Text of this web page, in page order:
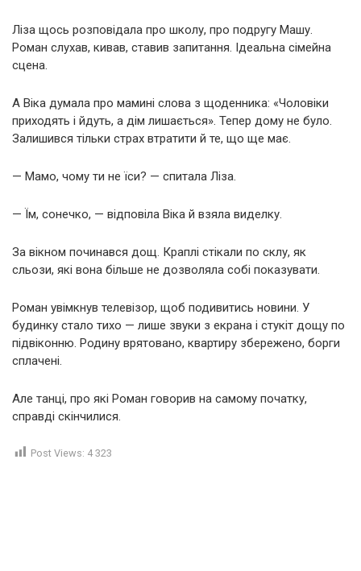
Ліза щось розповідала про школу, про подругу Машу.
Роман слухав, кивав, ставив запитання. Ідеальна сімейна
сцена.
А Віка думала про мамині слова з щоденника: «Чоловіки
приходять і йдуть, а дім лишається». Тепер дому не було.
Залишився тільки страх втратити й те, що ще має.
— Мамо, чому ти не їси? — спитала Ліза.
— Їм, сонечко, — відповіла Віка й взяла виделку.
За вікном починався дощ. Краплі стікали по склу, як
сльози, які вона більше не дозволяла собі показувати.
Роман увімкнув телевізор, щоб подивитись новини. У
будинку стало тихо — лише звуки з екрана і стукіт дощу по
підвіконню. Родину врятовано, квартиру збережено, борги
сплачені.
Але танці, про які Роман говорив на самому початку,
справді скінчилися.
Post Views: 4 323